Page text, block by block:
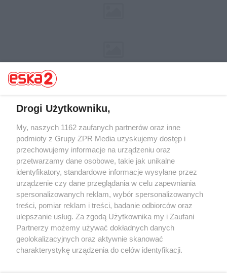
Żaden utwór zamieszczony w serwisie nie może być powielany i
rozpowszechniany lub dalej rozpowszechniany w jakikolwiek sposób (w
tym także elektroniczny lub mechaniczny) na jakimkolwiek polu
eksploatacji w jakiejkolwiek formie, włącznie z umieszczaniem w
Internecie bez pisemnej zgody właściciela praw. Jakiekolwiek użycie lub
wykorzystanie utworów w całości lub w części z naruszeniem prawa,
tzn. bez właściwej zgody, jest zabronione pod groźbą kary i może być
ścigane prawnie.
Drogi Użytkowniku,
My, naszych 1162 zaufanych partnerów oraz inne
podmioty z Grupy ZPR Media uzyskujemy dostęp i
przechowujemy informacje na urządzeniu oraz
przetwarzamy dane osobowe, takie jak unikalne
identyfikatory, standardowe informacje wysyłane przez
urządzenie czy dane przeglądania w celu zapewniania
spersonalizowanych reklam, wybór spersonalizowanych
treści, pomiar reklam i treści, badanie odbiorców oraz
ulepszanie usług. Za zgodą Użytkownika my i Zaufani
Partnerzy możemy używać dokładnych danych
geolokalizacyjnych oraz aktywnie skanować
charakterystykę urządzenia do celów identyfikacji.